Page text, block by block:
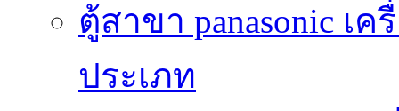
ตู้สาขา panasonic เ
ประเภท